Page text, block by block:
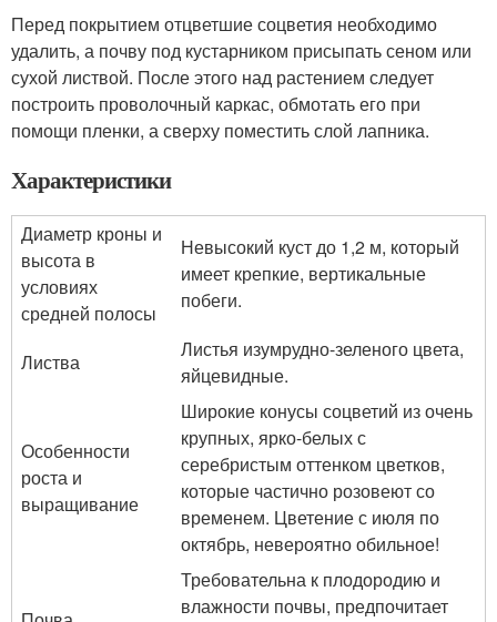
Перед покрытием отцветшие соцветия необходимо
удалить, а почву под кустарником присыпать сеном или
сухой листвой. После этого над растением следует
построить проволочный каркас, обмотать его при
помощи пленки, а сверху поместить слой лапника.
Характеристики
Диаметр кроны и
высота в
условиях
средней полосы
Невысокий куст до 1,2 м, который
имеет крепкие, вертикальные
побеги.
Листва
Листья изумрудно-зеленого цвета,
яйцевидные.
Особенности
роста и
выращивание
Широкие конусы соцветий из очень
крупных, ярко-белых с
серебристым оттенком цветков,
которые частично розовеют со
временем. Цветение с июля по
октябрь, невероятно обильное!
Требовательна к плодородию и
влажности почвы, предпочитает